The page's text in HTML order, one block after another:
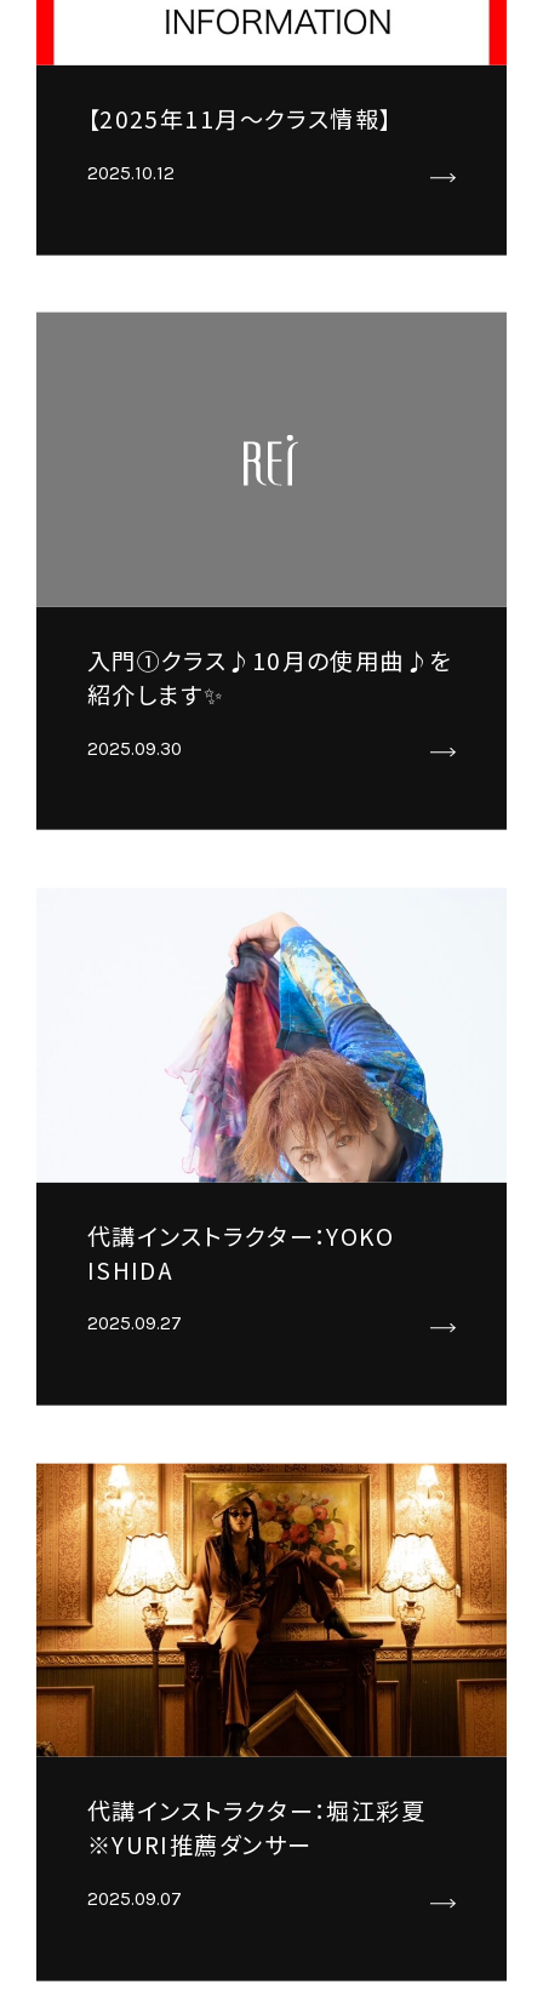
【2025年11月～クラス情報】
2025.10.12
入門①クラス♪10月の使用曲♪を
紹介します✨
2025.09.30
代講インストラクター：YOKO
ISHIDA
2025.09.27
代講インストラクター：堀江彩夏
※YURI推薦ダンサー
2025.09.07